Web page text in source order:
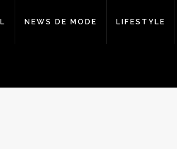
NEWS DE MODE LIFESTYLE